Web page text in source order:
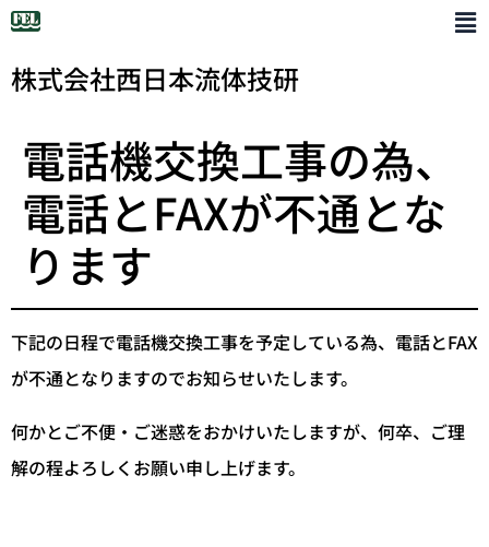
株式会社西日本流体技研
電話機交換工事の為、
電話とFAXが不通とな
ります
下記の日程で電話機交換工事を予定している為、電話とFAX
が不通となりますのでお知らせいたします。
何かとご不便・ご迷惑をおかけいたしますが、何卒、ご理
解の程よろしくお願い申し上げます。